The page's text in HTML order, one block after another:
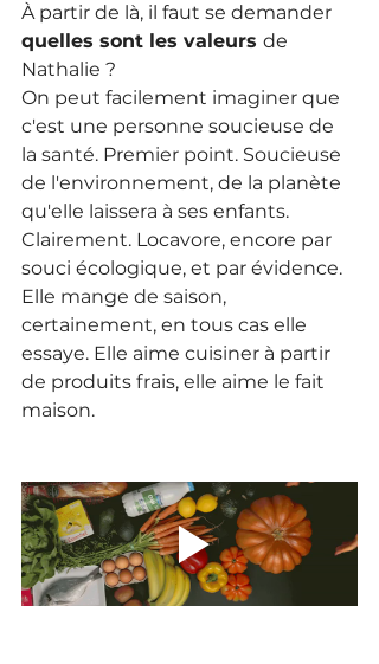
À partir de là, il faut se demander
quelles sont les valeurs de
Nathalie ?
On peut facilement imaginer que
c'est une personne soucieuse de
la santé. Premier point. Soucieuse
de l'environnement, de la planète
qu'elle laissera à ses enfants.
Clairement. Locavore, encore par
souci écologique, et par évidence.
Elle mange de saison,
certainement, en tous cas elle
essaye. Elle aime cuisiner à partir
de produits frais, elle aime le fait
maison.